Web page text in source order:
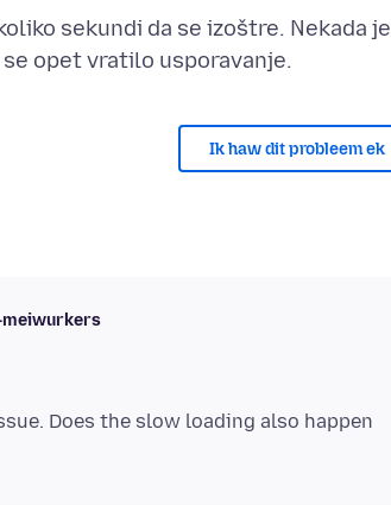
sekundi da se izoštre. Nekada je
Ik haw dit probleem ek
Does the slow loading also happen